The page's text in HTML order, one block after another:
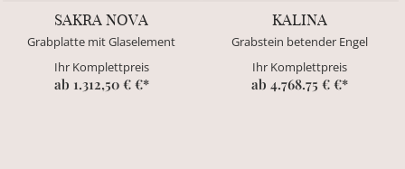
SAKRA NOVA
Grabplatte mit Glaselement
Ihr Komplettpreis
ab 1.312,50 € €*
KALINA
Grabstein betender Engel
Ihr Komplettpreis
ab 4.768.75 € €*